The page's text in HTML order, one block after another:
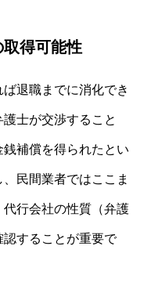
得可能性
退職までに消化でき
士が交渉すること
補償を得られたとい
民間業者ではここま
行会社の性質（弁護
することが重要で